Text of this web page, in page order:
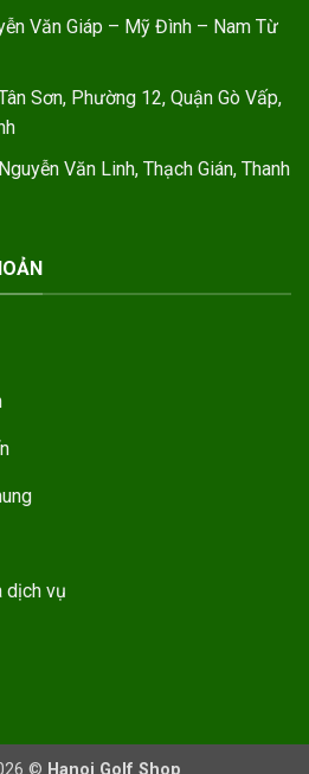
Văn Giáp – Mỹ Đình – Nam Từ
Sơn, Phường 12, Quận Gò Vấp,
Văn Linh, Thạch Gián, Thanh
dịch vụ
© Hanoi Golf Shop